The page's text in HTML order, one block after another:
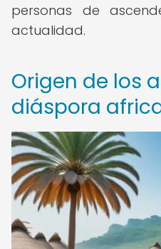
personas de
actualidad.
Origen de los
diáspora